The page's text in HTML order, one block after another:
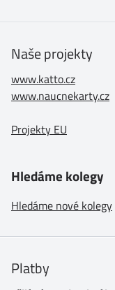
Naše projekty
www.katto.cz
www.naucnekarty.cz
Projekty EU
Hledáme kolegy
Hledáme nové kolegy
Platby